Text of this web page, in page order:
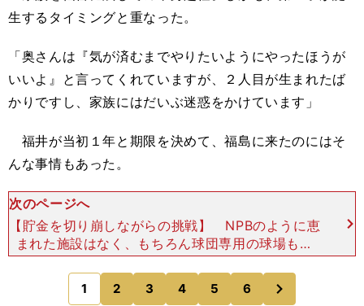
生するタイミングと重なった。
「奥さんは『気が済むまでやりたいようにやったほうが
いいよ』と言ってくれていますが、２人目が生まれたば
かりですし、家族にはだいぶ迷惑をかけています」
福井が当初１年と期限を決めて、福島に来たのにはそ
んな事情もあった。
次のページへ
【貯金を切り崩しながらの挑戦】 NPBのように恵
まれた施設はなく、もちろん球団専用の球場もな
い。練習の拠点としている須賀川市のいわせグリー
ン球場までは車でも片道約30分かかる。グラウン
ド整備も選手た
1 2 3 4 5 6
のページへ